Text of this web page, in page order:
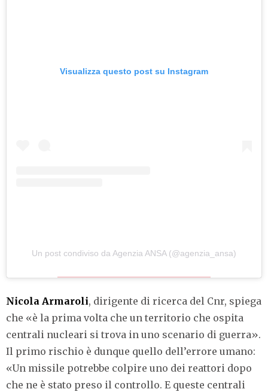
Visualizza questo post su Instagram
Un post condiviso da Agenzia ANSA (@agenzia_ansa)
Nicola Armaroli, dirigente di ricerca del Cnr, spiega
che «è la prima volta che un territorio che ospita
centrali nucleari si trova in uno scenario di guerra».
Il primo rischio è dunque quello dell’errore umano:
«Un missile potrebbe colpire uno dei reattori dopo
che ne è stato preso il controllo. E queste centrali